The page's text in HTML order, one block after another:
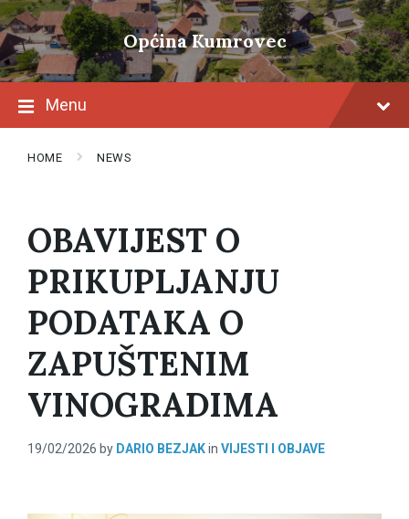
Skip
to
content
Skip
to
main
navigation
Skip
to
footer
Općina Kumrovec
Menu
HOME NEWS
OBAVIJEST O
PRIKUPLJANJU
PODATAKA O
ZAPUŠTENIM
VINOGRADIMA
19/02/2026 by DARIO BEZJAKin VIJESTI I OBJAVE